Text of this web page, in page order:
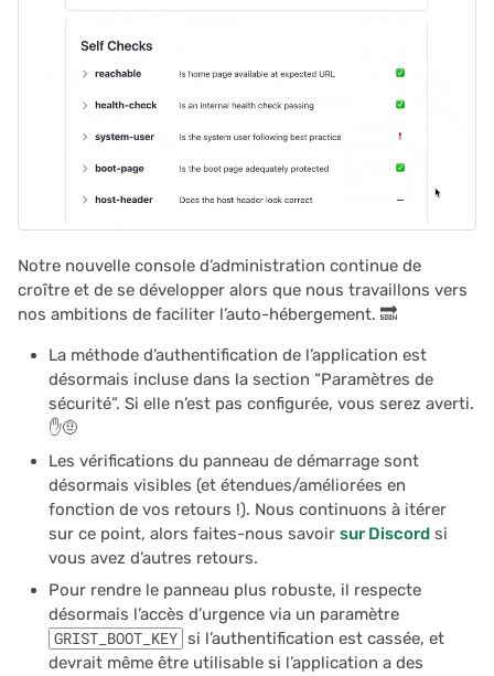
Notre nouvelle console d’administration continue de
croître et de se développer alors que nous travaillons vers
nos ambitions de faciliter l’auto-hébergement. 🔜
La méthode d’authentification de l’application est
désormais incluse dans la section “Paramètres de
sécurité”. Si elle n’est pas configurée, vous serez averti.
✋🤨
Les vérifications du panneau de démarrage sont
désormais visibles (et étendues/améliorées en
fonction de vos retours !). Nous continuons à itérer
sur ce point, alors faites-nous savoirsur Discord si
vous avez d’autres retours.
Pour rendre le panneau plus robuste, il respecte
désormais l’accès d’urgence via un paramètre
GRIST_BOOT_KEY si l’authentification est cassée, et
devrait même être utilisable si l’application a des